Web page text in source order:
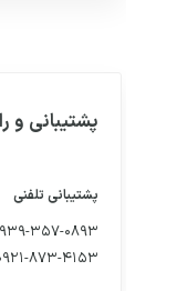
پشتیبانی و
پشتیبانی تلفنی
۰۹۳۹-۳۵۷-۰۸۹۳
۰۹۲۱-۸۷۳-۴۱۵۳